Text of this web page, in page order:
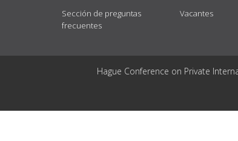
Sección de preguntas
frecuentes
Vacantes
Hague Conference on Private